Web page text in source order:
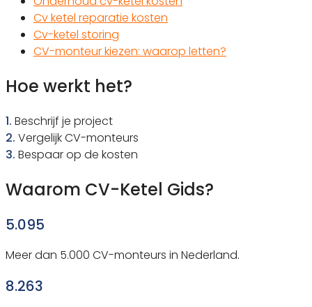
Cv ketel reparatie kosten
Cv-ketel storing
CV-monteur kiezen: waarop letten?
Hoe werkt het?
1. Beschrijf je project
2. Vergelijk CV-monteurs
3. Bespaar op de kosten
Waarom CV-Ketel Gids?
5.095
Meer dan 5.000 CV-monteurs in Nederland.
8.263